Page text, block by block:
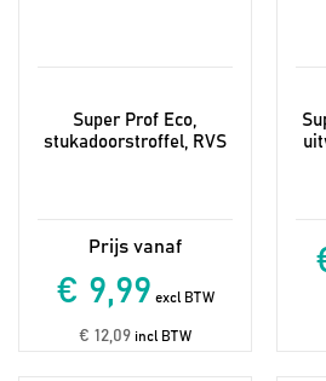
Super Prof Eco,
stukadoorstroffel, RVS
€ 9,99 excl BTW
€ 12,09incl BTW